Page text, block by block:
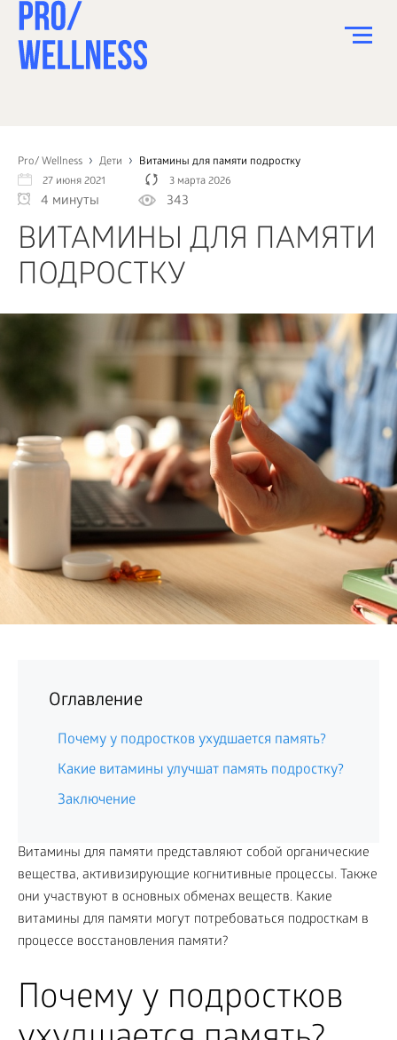
Pro/ Wellness Дети
Витамины для памяти подростку
27 июня 2021
3 марта 2026
4 минуты 343
ВИТАМИНЫ ДЛЯ ПАМЯТИ
ПОДРОСТКУ
Оглавление
Почему у подростков ухудшается память?
Какие витамины улучшат память подростку?
Заключение
Витамины для памяти представляют собой органические
вещества, активизирующие когнитивные процессы. Также
они участвуют в основных обменах веществ. Какие
витамины для памяти могут потребоваться подросткам в
процессе восстановления памяти?
Почему у подростков
СПОРТ
ЗДОРОВЬЕ
КРАСОТА
ПСИХОЛОГИЯ
БИЗНЕС